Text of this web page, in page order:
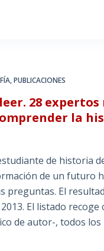
,PUBLICACIONES
28
la
de historia
de un futuro
preguntas. El
El listado
de autor-, todos